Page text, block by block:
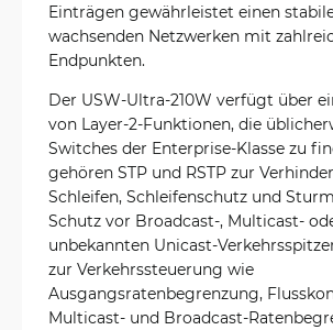
Einträgen gewährleistet einen
wachsenden Netzwerken mit
Endpunkten.
Der USW-Ultra-210W verfügt über
von Layer-2-Funktionen, die
Switches der Enterprise-Klasse zu
gehören STP und RSTP zur
Schleifen, Schleifenschutz und
Schutz vor Broadcast-, Multicast-
unbekannten Unicast-
zur Verkehrssteuerung wie
Ausgangsratenbegrenzung,
Multicast- und Broadcast-